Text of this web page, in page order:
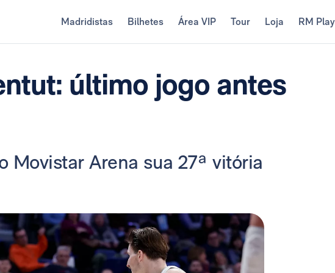
Madridistas Bilhetes Área VIP Tour Loja RM Play
último jogo antes
Movistar Arena sua 27ª vitória